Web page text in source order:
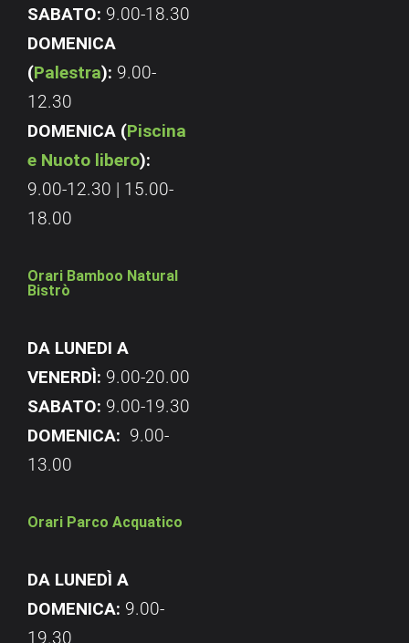
SABATO: 9.00-18.30
DOMENICA
(Palestra): 9.00-
12.30
DOMENICA (Piscina
e Nuoto libero):
9.00-12.30 | 15.00-
18.00
Orari Bamboo Natural
Bistrò
DA LUNEDI A
VENERDÌ: 9.00-20.00
SABATO: 9.00-19.30
DOMENICA: 9.00-
13.00
Orari Parco Acquatico
DA LUNEDÌ A
DOMENICA: 9.00-
19.30